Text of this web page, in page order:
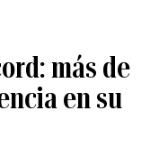
más de
en su